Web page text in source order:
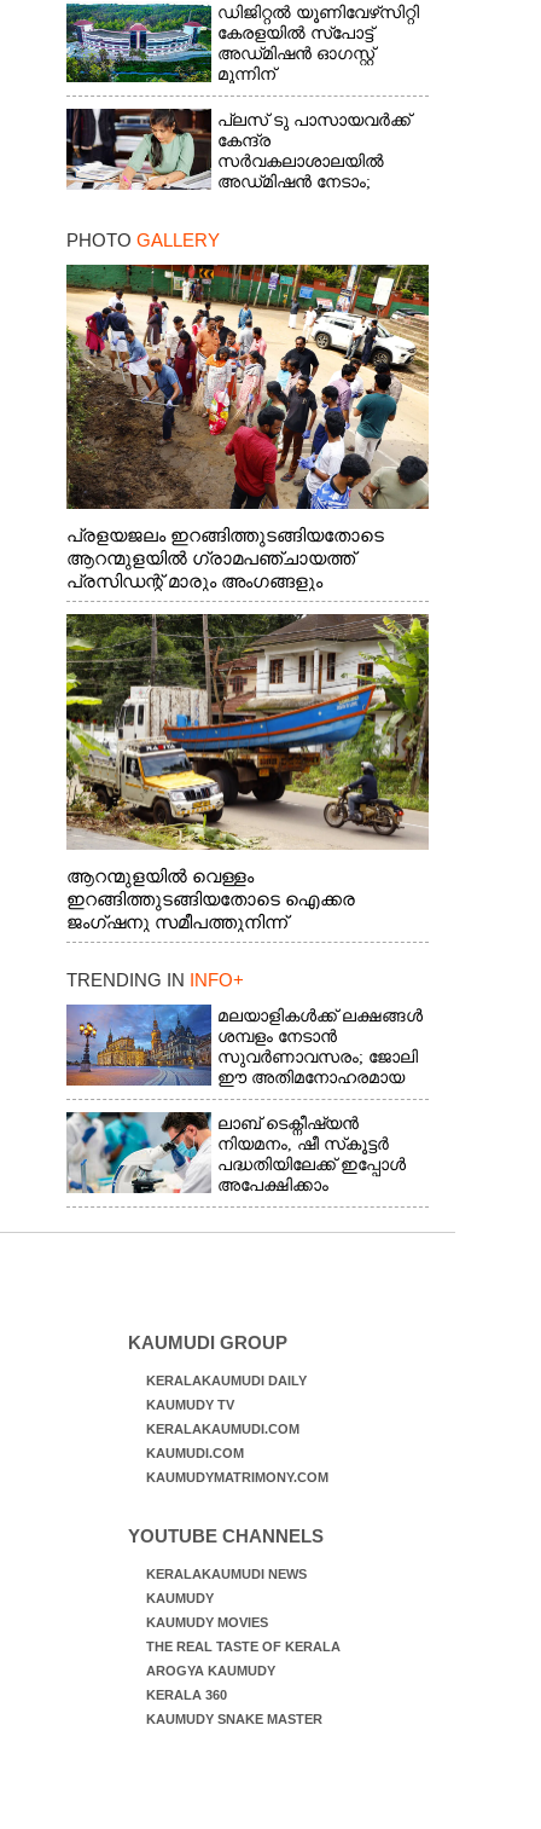
ഡിജിറ്റൽ യൂണിവേഴ്‌സിറ്റി
കേരളയിൽ സ്പോ‌ട്ട്
അഡ്‌മിഷൻ ഓഗസ്റ്റ്
മൂന്നിന്
പ്ലസ് ടു പാസായവർക്ക്
കേന്ദ്ര
സർവകലാശാലയിൽ
അഡ്‌മിഷൻ നേടാം;
അപേക്ഷിക്കൂ
PHOTO GALLERY
പ്രളയജലം ഇറങ്ങിത്തുടങ്ങിയതോടെ
ആറന്മുളയിൽ ഗ്രാമപഞ്ചായത്ത്
പ്രസിഡന്റ് മാരും അംഗങ്ങളും
രാഷ്ട്രീയപ്രവത്തകരും അടങ്ങുന്ന സംഘം
റോഡിൽ അടിഞ്ഞ് കൂടിയ ചെളിയും മണ്ണും
മറ്റ് മാലിന്യങ്ങളും നീക്കം ചെയ്യുന്നു.
ആറന്മുളയിൽ വെള്ളം
ഇറങ്ങിത്തുടങ്ങിയതോടെ ഐക്കര
ജംഗ്ഷനു സമീപത്തുനിന്ന്
രക്ഷാപ്രവർത്തനത്തിന് കൊല്ലത്ത് നിന്ന്
തിരികെക്കൊണ്ടുപോകുന്നു.
TRENDING IN INFO+
മലയാളികൾക്ക് ലക്ഷങ്ങൾ
ശമ്പളം നേടാൻ
സുവർണാവസരം; ജോലി
ഈ അതിമനോഹരമായ
രാജ്യത്ത്
ലാബ് ടെക്നീഷ്യൻ
നിയമനം, ഷീ സ്‌കൂട്ടർ
പദ്ധതിയിലേക്ക് ഇപ്പോൾ
അപേക്ഷിക്കാം
KAUMUDI GROUP
KERALAKAUMUDI DAILY
KAUMUDY TV
KERALAKAUMUDI.COM
KAUMUDI.COM
KAUMUDYMATRIMONY.COM
YOUTUBE CHANNELS
KERALAKAUMUDI NEWS
KAUMUDY
KAUMUDY MOVIES
THE REAL TASTE OF KERALA
AROGYA KAUMUDY
KERALA 360
KAUMUDY SNAKE MASTER